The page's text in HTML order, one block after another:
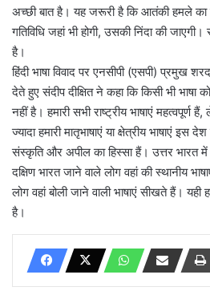
अच्छी बात है। यह जरूरी है कि आतंकी हमले
गतिविधि जहां भी होगी, उसकी निंदा की जाएगी।
है।
हिंदी भाषा विवाद पर एनसीपी (एसपी) प्रमुख
देते हुए संदीप दीक्षित ने कहा कि किसी भी
नहीं है। हमारी सभी राष्ट्रीय भाषाएं
ज्यादा हमारी मातृभाषाएं या क्षेत्रीय भाषाएं इस
संस्कृति और अपील का हिस्सा हैं। उत्तर भारत
दक्षिण भारत जाने वाले लोग वहां की स्थानीय
लोग वहां बोली जाने वाली भाषाएं सीखते हैं। यही
है।